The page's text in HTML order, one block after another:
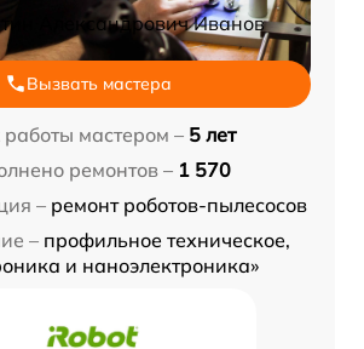
Александрович Иванов
Вызвать мастера
мастером – 5 лет
ремонтов – 1 570
– ремонт роботов-пылесосов
– профильное техническое,
и наноэлектроника»